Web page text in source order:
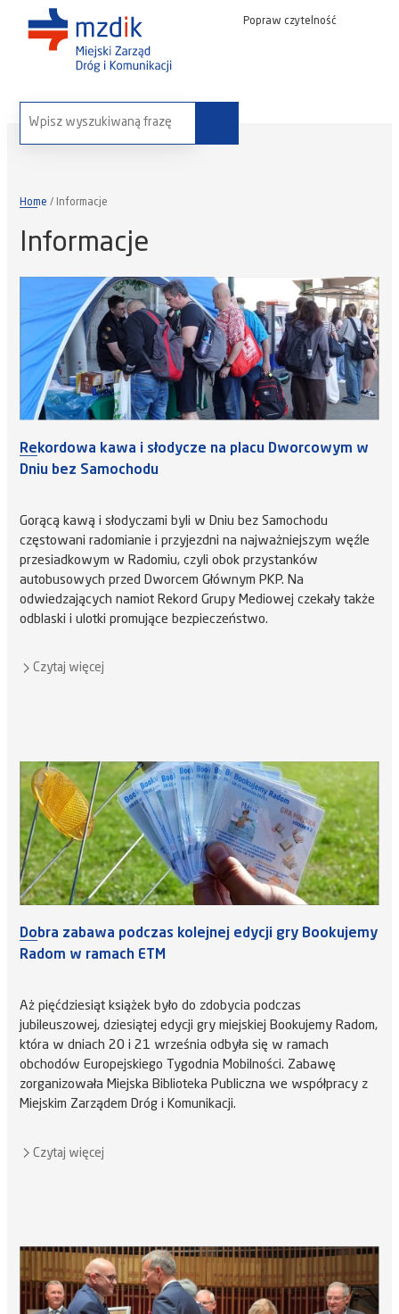
Popraw czytelność
wyszukaj na stronie:
Home Informacje
Informacje
Rekordowa kawa i słodycze na placu Dworcowym w
Dniu bez Samochodu
Gorącą kawą i słodyczami byli w Dniu bez Samochodu
częstowani radomianie i przyjezdni na najważniejszym węźle
przesiadkowym w Radomiu, czyli obok przystanków
autobusowych przed Dworcem Głównym PKP. Na
odwiedzających namiot Rekord Grupy Mediowej czekały także
odblaski i ulotki promujące bezpieczeństwo.
Czytaj więcej
Dobra zabawa podczas kolejnej edycji gry Bookujemy
Radom w ramach ETM
Aż pięćdziesiąt książek było do zdobycia podczas
jubileuszowej, dziesiątej edycji gry miejskiej Bookujemy Radom,
która w dniach 20 i 21 września odbyła się w ramach
obchodów Europejskiego Tygodnia Mobilności. Zabawę
zorganizowała Miejska Biblioteka Publiczna we współpracy z
Miejskim Zarządem Dróg i Komunikacji.
Czytaj więcej